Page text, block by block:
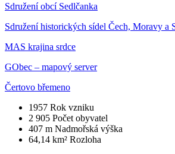
Sdružení obcí Sedlčanka
Sdružení historických sídel Čech, Moravy a
MAS krajina srdce
GObec – mapový server
Čertovo břemeno
1957 Rok vzniku
2 905 Počet obyvatel
407 m Nadmořská výška
64,14 km² Rozloha